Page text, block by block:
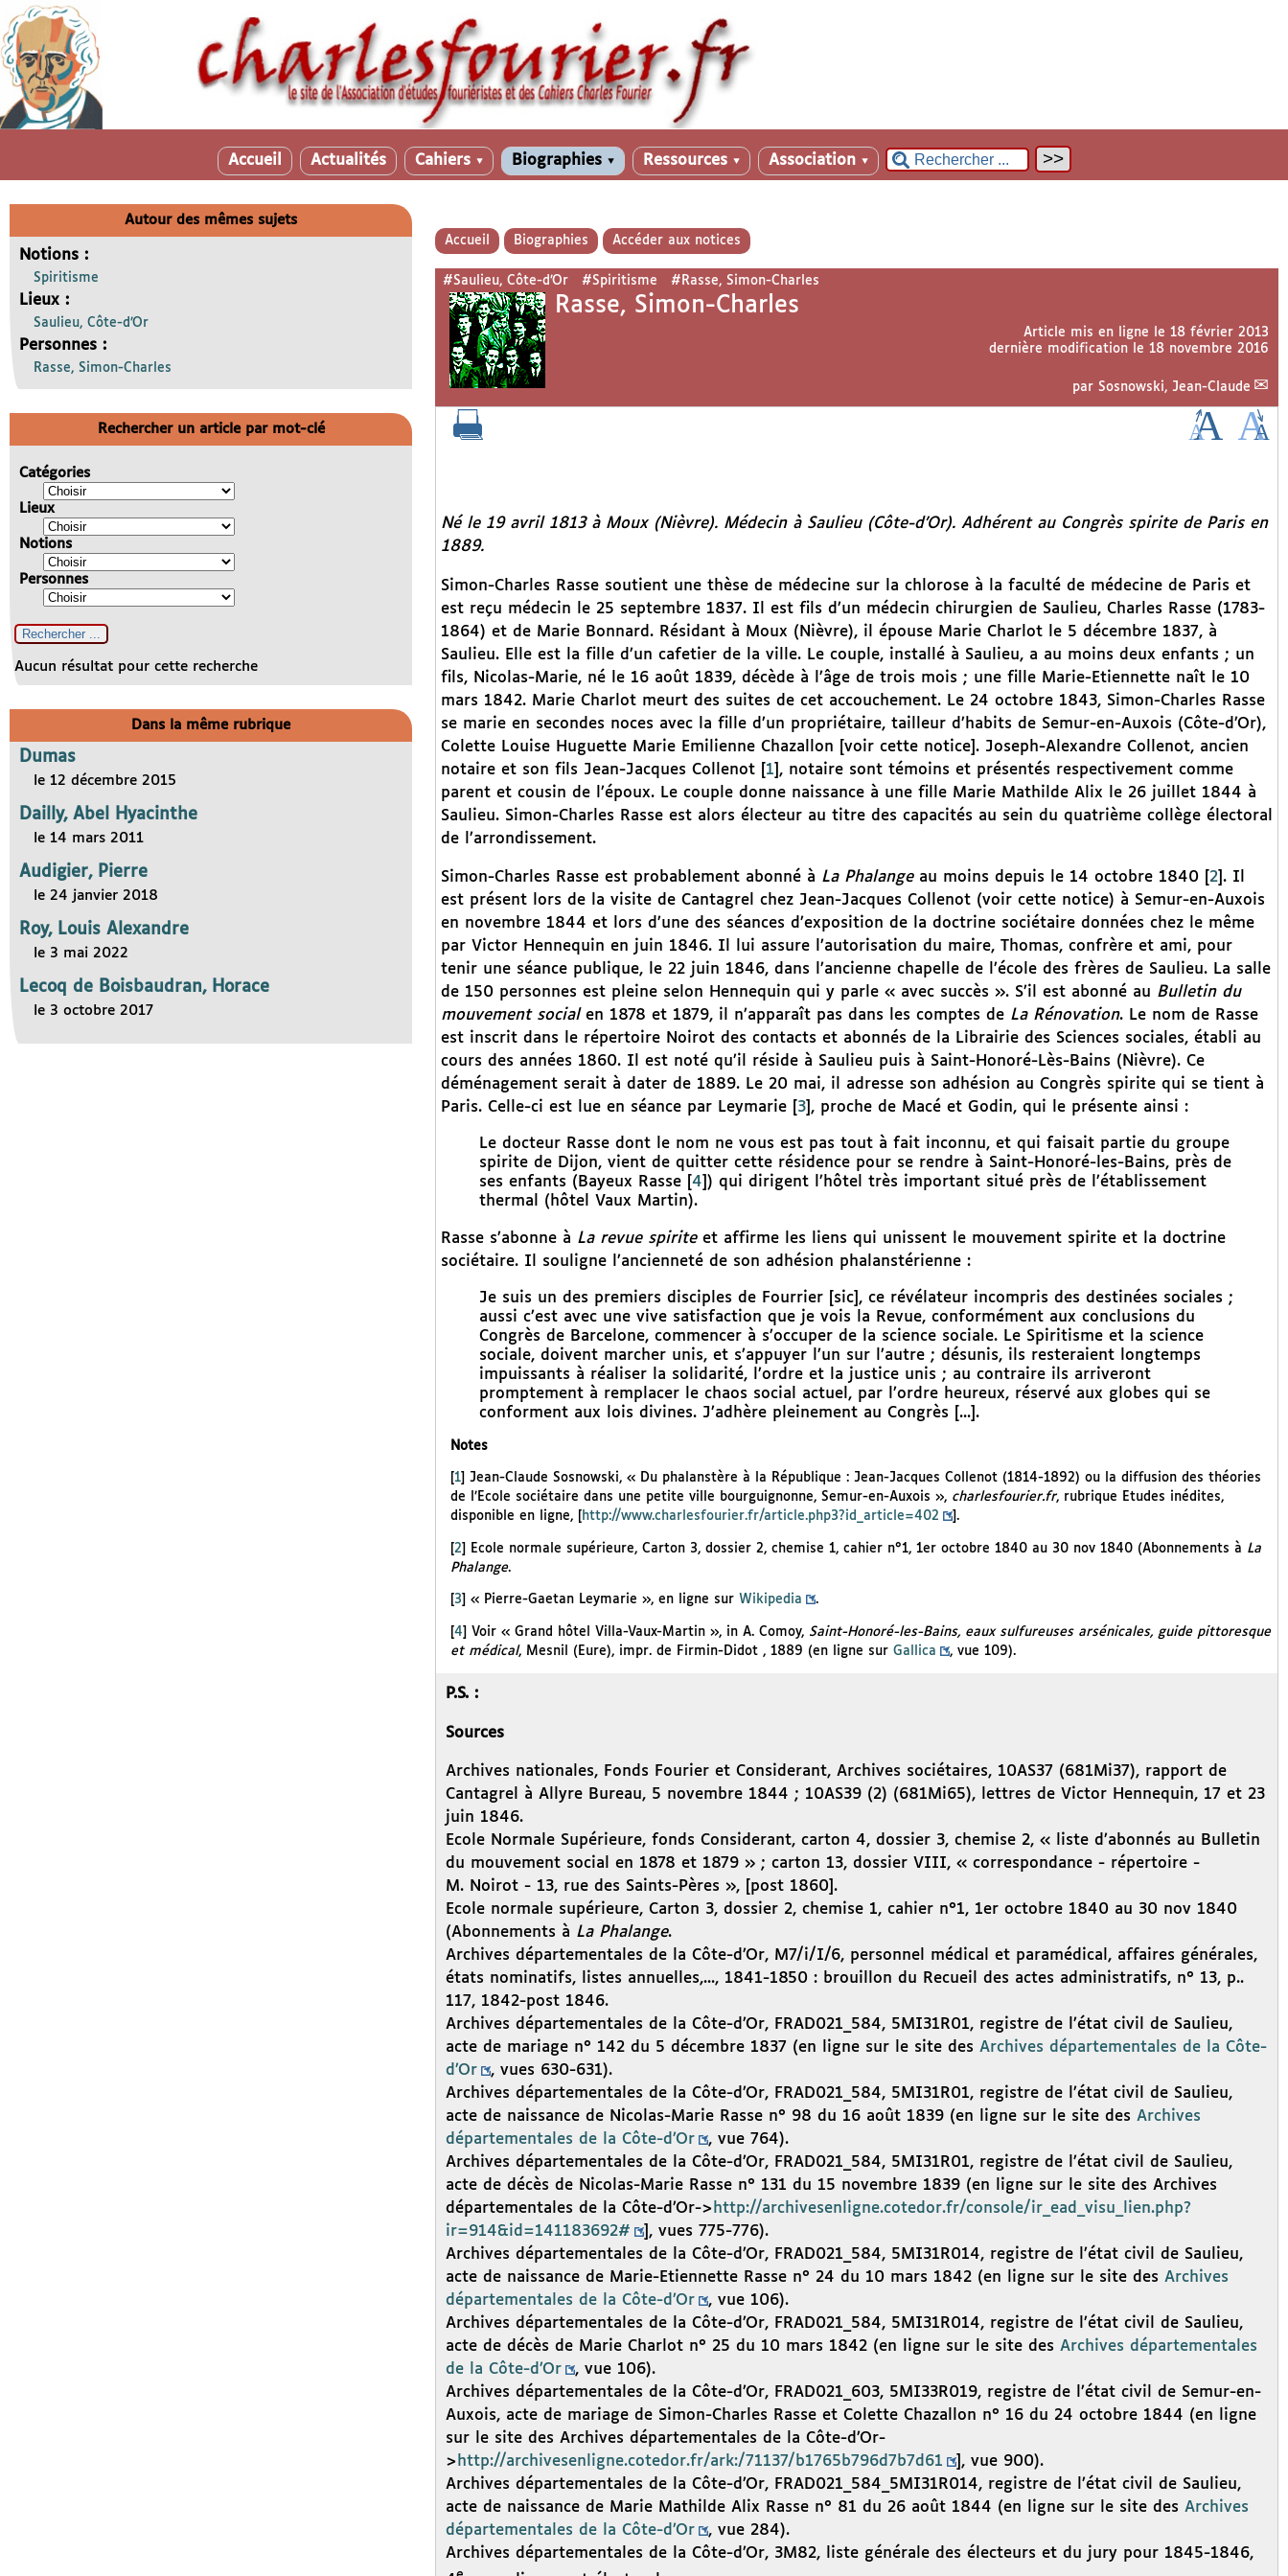
Accueil Actualités Cahiers ▼ Biographies ▼ Ressources ▼ Association ▼
Accueil Biographies Accéder aux notices
#Saulieu, Côte-d’Or #Spiritisme #Rasse, Simon-Charles
Rasse, Simon-Charles
Article mis en ligne le 18 février 2013
dernière modification le 18 novembre 2016
par Sosnowski, Jean-Claude
Né le 19 avril 1813 à Moux (Nièvre). Médecin à Saulieu (Côte-d’Or). Adhérent au Congrès spirite de Paris en
1889.
Simon-Charles Rasse soutient une thèse de médecine sur la chlorose à la faculté de médecine de Paris et
est reçu médecin le 25 septembre 1837. Il est fils d’un médecin chirurgien de Saulieu, Charles Rasse (1783-
1864) et de Marie Bonnard. Résidant à Moux (Nièvre), il épouse Marie Charlot le 5 décembre 1837, à
Saulieu. Elle est la fille d’un cafetier de la ville. Le couple, installé à Saulieu, a au moins deux enfants ; un
fils, Nicolas-Marie, né le 16 août 1839, décède à l’âge de trois mois ; une fille Marie-Etiennette naît le 10
mars 1842. Marie Charlot meurt des suites de cet accouchement. Le 24 octobre 1843, Simon-Charles Rasse
se marie en secondes noces avec la fille d’un propriétaire, tailleur d’habits de Semur-en-Auxois (Côte-d’Or),
Colette Louise Huguette Marie Emilienne Chazallon [voir cette notice]. Joseph-Alexandre Collenot, ancien
notaire et son fils Jean-Jacques Collenot[ 1 , notaire sont témoins et présentés respectivement comme
parent et cousin de l’époux. Le couple donne naissance à une fille Marie Mathilde Alix le 26 juillet 1844 à
Saulieu. Simon-Charles Rasse est alors électeur au titre des capacités au sein du quatrième collège électoral
de l’arrondissement.
Simon-Charles Rasse est probablement abonné à La Phalangeau moins depuis le 14 octobre 1840[ 2] . Il
est présent lors de la visite de Cantagrel chez Jean-Jacques Collenot (voir cette notice) à Semur-en-Auxois
en novembre 1844 et lors d’une des séances d’exposition de la doctrine sociétaire données chez le même
par Victor Hennequin en juin 1846. Il lui assure l’autorisation du maire, Thomas, confrère et ami, pour
tenir une séance publique, le 22 juin 1846, dans l’ancienne chapelle de l’école des frères de Saulieu. La salle
de 150 personnes est pleine selon Hennequin qui y parle « avec succès ». S’il est abonné au Bulletin du
mouvement socialen 1878 et 1879, il n’apparaît pas dans les comptes deLa Rénovation. Le nom de Rasse
est inscrit dans le répertoire Noirot des contacts et abonnés de la Librairie des Sciences sociales, établi au
cours des années 1860. Il est noté qu’il réside à Saulieu puis à Saint-Honoré-Lès-Bains (Nièvre). Ce
déménagement serait à dater de 1889. Le 20 mai, il adresse son adhésion au Congrès spirite qui se tient à
Paris. Celle-ci est lue en séance par Leymarie[ 3] , proche de Macé et Godin, qui le présente ainsi :
Le docteur Rasse dont le nom ne vous est pas tout à fait inconnu, et qui faisait partie du groupe
spirite de Dijon, vient de quitter cette résidence pour se rendre à Saint-Honoré-les-Bains, près de
ses enfants (Bayeux Rasse[ 4 ) qui dirigent l’hôtel très important situé près de l’établissement
thermal (hôtel Vaux Martin).
Rasse s’abonne à La revue spiriteet affirme les liens qui unissent le mouvement spirite et la doctrine
sociétaire. Il souligne l’ancienneté de son adhésion phalanstérienne :
Je suis un des premiers disciples de Fourrier [sic], ce révélateur incompris des destinées sociales ;
aussi c’est avec une vive satisfaction que je vois la Revue, conformément aux conclusions du
Congrès de Barcelone, commencer à s’occuper de la science sociale. Le Spiritisme et la science
sociale, doivent marcher unis, et s’appuyer l’un sur l’autre ; désunis, ils resteraient longtemps
impuissants à réaliser la solidarité, l’ordre et la justice unis ; au contraire ils arriveront
promptement à remplacer le chaos social actuel, par l’ordre heureux, réservé aux globes qui se
conforment aux lois divines. J’adhère pleinement au Congrès [...].
Notes
1] Jean-Claude Sosnowski, « Du phalanstère à la République : Jean-Jacques Collenot (1814-1892) ou la diffusion des théories
de l’Ecole sociétaire dans une petite ville bourguignonne, Semur-en-Auxois »,charlesfourier.fr, rubrique Etudes inédites,
disponible en ligne, [
http://www.charlesfourier.fr/article.php3?id_article=402 ].
[2] Ecole normale supérieure, Carton 3, dossier 2, chemise 1, cahier n°1, 1er octobre 1840 au 30 nov 1840 (Abonnements à La
Phalange.
3 « Pierre-Gaetan Leymarie », en ligne sur Wikipedia .
[4] Voir « Grand hôtel Villa-Vaux-Martin », in A. Comoy, Saint-Honoré-les-Bains, eaux sulfureuses arsénicales, guide pittoresque
et médical, Mesnil (Eure), impr. de Firmin-Didot , 1889 (en ligne sur Gallica , vue 109).
P.S. :
Sources
Archives nationales, Fonds Fourier et Considerant, Archives sociétaires, 10AS37 (681Mi37), rapport de
Cantagrel à Allyre Bureau, 5 novembre 1844 ; 10AS39 (2) (681Mi65), lettres de Victor Hennequin, 17 et 23
juin 1846.
Ecole Normale Supérieure, fonds Considerant, carton 4, dossier 3, chemise 2, « liste d’abonnés au Bulletin
du mouvement social en 1878 et 1879 » ; carton 13, dossier VIII, « correspondance - répertoire -
M. Noirot - 13, rue des Saints-Pères », [post 1860].
Ecole normale supérieure, Carton 3, dossier 2, chemise 1, cahier n°1, 1er octobre 1840 au 30 nov 1840
(Abonnements à La Phalange.
Archives départementales de la Côte-d’Or, M7/i/I/6, personnel médical et paramédical, affaires générales,
états nominatifs, listes annuelles,..., 1841-1850 : brouillon du Recueil des actes administratifs, n° 13, p..
117, 1842-post 1846.
Archives départementales de la Côte-d’Or, FRAD021_584, 5MI31R01, registre de l’état civil de Saulieu,
acte de mariage n° 142 du 5 décembre 1837 (en ligne sur le site des Archives départementales de la Côte-
d’Or
, vues 630-631).
Archives départementales de la Côte-d’Or, FRAD021_584, 5MI31R01, registre de l’état civil de Saulieu,
acte de naissance de Nicolas-Marie Rasse n° 98 du 16 août 1839 (en ligne sur le site des Archives
départementales de la Côte-d’Or
, vue 764).
Archives départementales de la Côte-d’Or, FRAD021_584, 5MI31R01, registre de l’état civil de Saulieu,
acte de décès de Nicolas-Marie Rasse n° 131 du 15 novembre 1839 (en ligne sur le site des Archives
départementales de la Côte-d’Or-> http://archivesenligne.cotedor.fr/console/ir_ead_visu_lien.php?
ir=914&id=141183692#
], vues 775-776).
Archives départementales de la Côte-d’Or, FRAD021_584, 5MI31R014, registre de l’état civil de Saulieu,
acte de naissance de Marie-Etiennette Rasse n° 24 du 10 mars 1842 (en ligne sur le site des Archives
départementales de la Côte-d’Or
, vue 106).
Archives départementales de la Côte-d’Or, FRAD021_584, 5MI31R014, registre de l’état civil de Saulieu,
acte de décès de Marie Charlot n° 25 du 10 mars 1842 (en ligne sur le site des Archives départementales
de la Côte-d’Or
, vue 106).
Archives départementales de la Côte-d’Or, FRAD021_603, 5MI33R019, registre de l’état civil de Semur-en-
Auxois, acte de mariage de Simon-Charles Rasse et Colette Chazallon n° 16 du 24 octobre 1844 (en ligne
sur le site des Archives départementales de la Côte-d’Or-
> http://archivesenligne.cotedor.fr/ark:/71137/b1765b796d7b7d61
], vue 900).
Archives départementales de la Côte-d’Or, FRAD021_584_5MI31R014, registre de l’état civil de Saulieu,
acte de naissance de Marie Mathilde Alix Rasse n° 81 du 26 août 1844 (en ligne sur le site des Archives
départementales de la Côte-d’Or
, vue 284).
Archives départementales de la Côte-d’Or, 3M82, liste générale des électeurs et du jury pour 1845-1846,
Autour des mêmes sujets
Notions :
Spiritisme
Lieux :
Saulieu, Côte-d’Or
Personnes :
Rasse, Simon-Charles
Rechercher un article par mot-clé
Catégories
Lieux
Notions
Personnes
Aucun résultat pour cette recherche
Dans la même rubrique
Dumas
le 12 décembre 2015
Dailly, Abel Hyacinthe
le 14 mars 2011
Audigier, Pierre
le 24 janvier 2018
Roy, Louis Alexandre
le 3 mai 2022
Lecoq de Boisbaudran, Horace
le 3 octobre 2017